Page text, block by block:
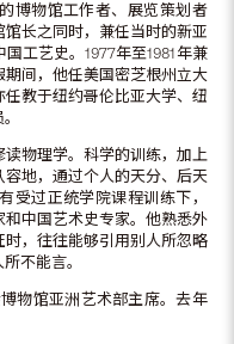
博物馆工作者、展览策划者
长之同时，兼任当时的新亚
工艺史。1977年至1981年兼
间，他任美国密芝根州立大
教于纽约哥伦比亚大学、纽
物理学。科学的训练，加上
地，通过个人的天分、后天
受过正统学院课程训练下，
和中国艺术史专家。他熟悉外
，往往能够引用别人所忽略
不能言。
物馆亚洲艺术部主席。去年